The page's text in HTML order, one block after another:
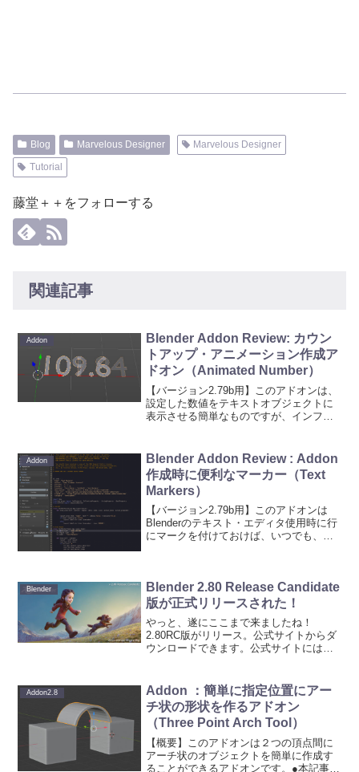
Blog Marvelous Designer
Marvelous Designer
Tutorial
藤堂＋＋をフォローする
関連記事
Addon
Blender Addon Review: カウン
トアップ・アニメーション作成ア
ドオン（Animated Number）
【バージョン2.79b用】このアドオンは、
設定した数値をテキストオブジェクトに
表示させる簡単なものですが、インフ
す。具体的には動画の進行と共に、表示
している数値が連続的に...
Addon
Blender Addon Review : Addon
作成時に便利なマーカー（Text
Markers）
【バージョン2.79b用】このアドオンは
Blenderのテキスト・エディタ使用時に行
にマークを付けておけば、いつでも、そ
のプ...
Blender
Blender 2.80 Release Candidate
版が正式リリースされた！
やっと、遂にここまで来ましたね！
2.80RC版がリリース。公式サイトからダ
ウンロードできます。公式サイトには以
2.80版のリリースももうすぐだし。いよ
いよです！（既に仕...
Addon2.8
Addon ：簡単に指定位置にアー
チ状の形状を作るアドオン
（Three Point Arch Tool）
【概要】このアドオンは２つの頂点間に
アーチ状のオブジェクトを簡単に作成す
ることができるアドオンです。●本記事を